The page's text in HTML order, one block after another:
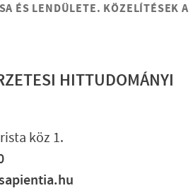
ÉS LENDÜLETE. KÖZELÍTÉSEK A
HITTUDOMÁNYI
köz 1.